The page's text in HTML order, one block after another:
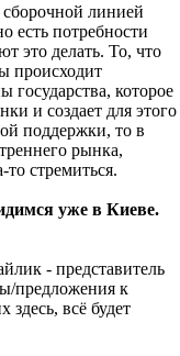
линией
есть потребности
это делать. То, что
происходит
государства, которое
и создает для этого
поддержки, то в
рынка,
стремиться.
уже в Киеве.
- представитель
предложения к
всё будет